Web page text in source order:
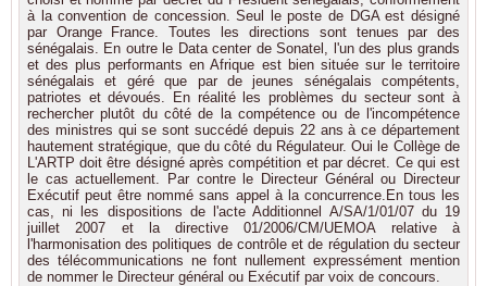
à la convention de concession. Seul le poste de DGA est désigné
par Orange France. Toutes les directions sont tenues par des
sénégalais. En outre le Data center de Sonatel, l'un des plus grands
et des plus performants en Afrique est bien située sur le territoire
sénégalais et géré que par de jeunes sénégalais compétents,
patriotes et dévoués. En réalité les problèmes du secteur sont à
rechercher plutôt du côté de la compétence ou de l'incompétence
des ministres qui se sont succédé depuis 22 ans à ce département
hautement stratégique, que du côté du Régulateur. Oui le Collège de
L'ARTP doit être désigné après compétition et par décret. Ce qui est
le cas actuellement. Par contre le Directeur Général ou Directeur
Exécutif peut être nommé sans appel à la concurrence.En tous les
cas, ni les dispositions de l'acte Additionnel A/SA/1/01/07 du 19
juillet 2007 et la directive 01/2006/CM/UEMOA relative à
l'harmonisation des politiques de contrôle et de régulation du secteur
des télécommunications ne font nullement expressément mention
de nommer le Directeur général ou Exécutif par voix de concours.